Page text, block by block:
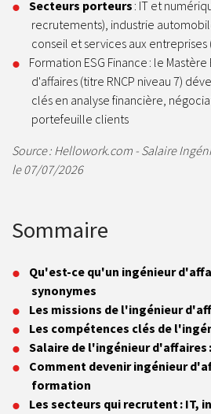
Secteurs porteurs : IT et
recrutements), industrie
conseil et services aux entreprises
Formation ESG Finance : le
d'affaires (titre RNCP niveau 7)
clés en analyse financière,
portefeuille clients
Source : Hellowork.com - Salaire
le 07/07/2026
Sommaire
Qu'est-ce qu'un ingénieur
synonymes
Les missions de l'ingénieur
Les compétences clés de
Salaire de l'ingénieur
Comment devenir ingénieur
formation
Les secteurs qui recrutent : IT,